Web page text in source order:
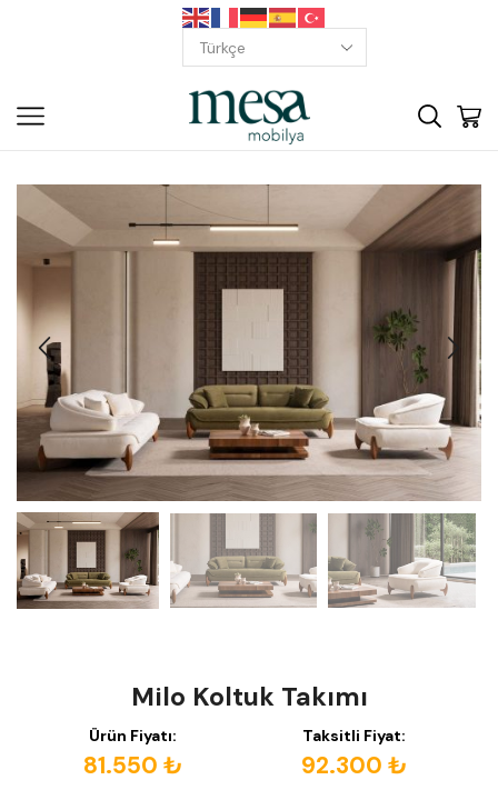
Milo Koltuk Takımı
Ürün Fiyatı:
81.550 ₺
Taksitli Fiyat:
92.300 ₺